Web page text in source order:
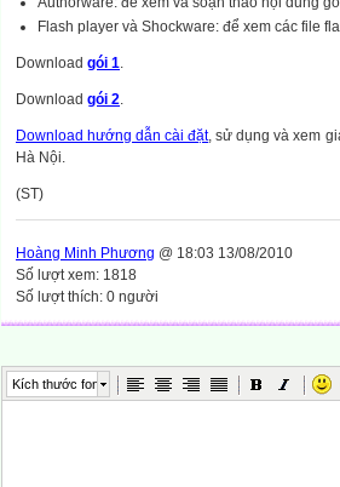
Flash player và Shockware: để xem các file
Download gói 1.
Download gói 2.
Download hướng dẫn cài đặt, sử dụng và xem
Hà Nội.
(ST)
Hoàng Minh Phương @ 18:03 13/08/2010
Số lượt xem: 1818
Số lượt thích: 0 người
Kích thước font